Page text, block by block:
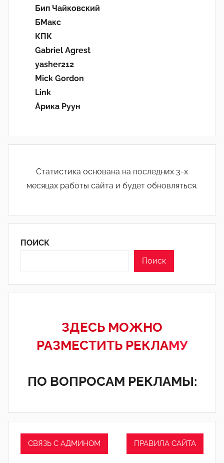
Бип Чайковский
БМакс
КПК
Gabriel Agrest
yasher212
Mick Gordon
Link
Áрика Руун
Статистика основана на последних 3-х
месяцах работы сайта и будет обновляться.
ПОИСК
Поиск
ЗДЕСЬ МОЖНО
РАЗМЕСТИТЬ РЕКЛАМУ
ПО ВОПРОСАМ РЕКЛАМЫ:
СВЯЗЬ С АДМИНОМ ПРАВИЛА САЙТА